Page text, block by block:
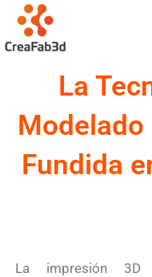
contenido
La
Fundida
La impresión 3D